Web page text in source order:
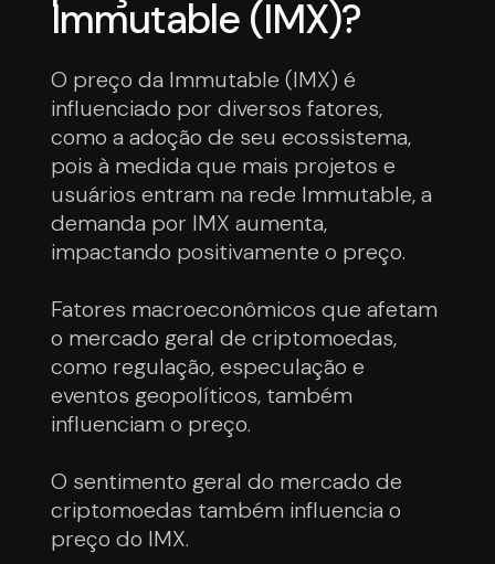
Immutable (IMX)?
O preço da Immutable (IMX) é
influenciado por diversos fatores,
como a adoção de seu ecossistema,
pois à medida que mais projetos e
usuários entram na rede Immutable, a
demanda por IMX aumenta,
impactando positivamente o preço.
Fatores macroeconômicos que afetam
o mercado geral de criptomoedas,
como regulação, especulação e
eventos geopolíticos, também
influenciam o preço.
O sentimento geral do mercado de
criptomoedas também influencia o
preço do IMX.